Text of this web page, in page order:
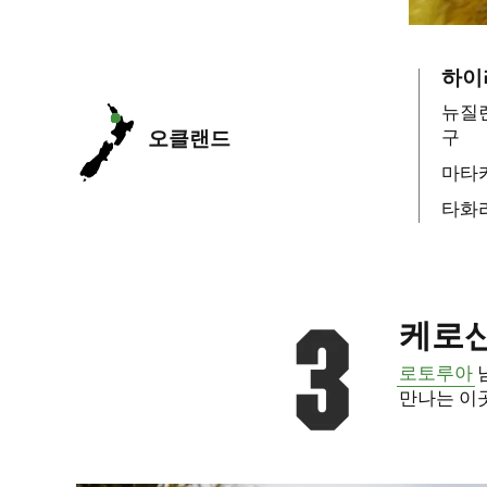
오클랜드
하
뉴질
구
마타
타화
케로
로토루아
만나는 이